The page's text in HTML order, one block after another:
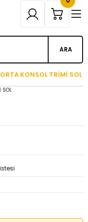
ARA
ORTA KONSOL TRİMİ SOL